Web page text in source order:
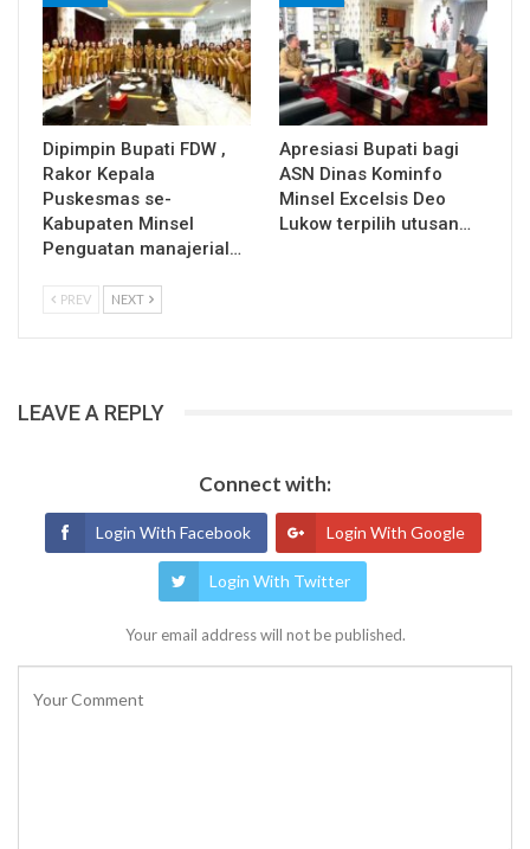
Dipimpin Bupati FDW ,
Rakor Kepala
Puskesmas se-
Kabupaten Minsel
Penguatan manajerial…
Apresiasi Bupati bagi
ASN Dinas Kominfo
Minsel Excelsis Deo
Lukow terpilih utusan…
PREV NEXT
LEAVE A REPLY
Connect with:
Login With Facebook Login With Google
Login With Twitter
Your email address will not be published.